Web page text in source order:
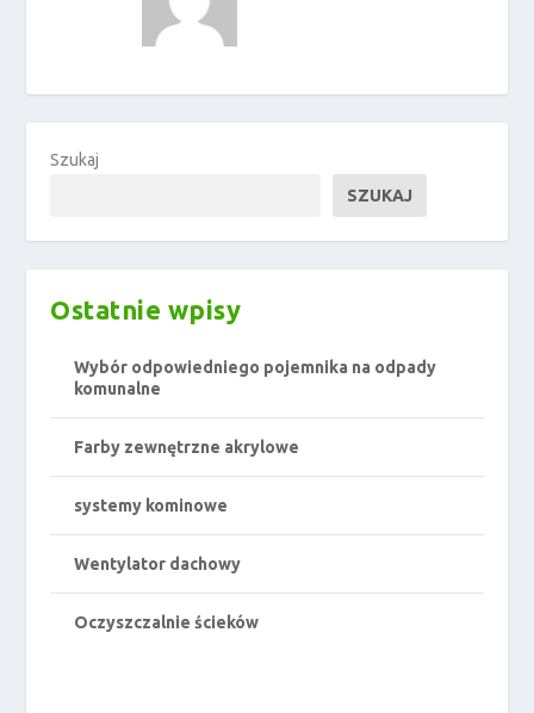
Szukaj
SZUKAJ
Ostatnie wpisy
Wybór odpowiedniego pojemnika na odpady
komunalne
Farby zewnętrzne akrylowe
systemy kominowe
Wentylator dachowy
Oczyszczalnie ścieków